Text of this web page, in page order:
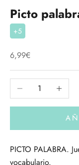
Picto
+5
Precio de oferta
6,99€
Reducir cantidad
PICTO PALABRA.
vocabulario.